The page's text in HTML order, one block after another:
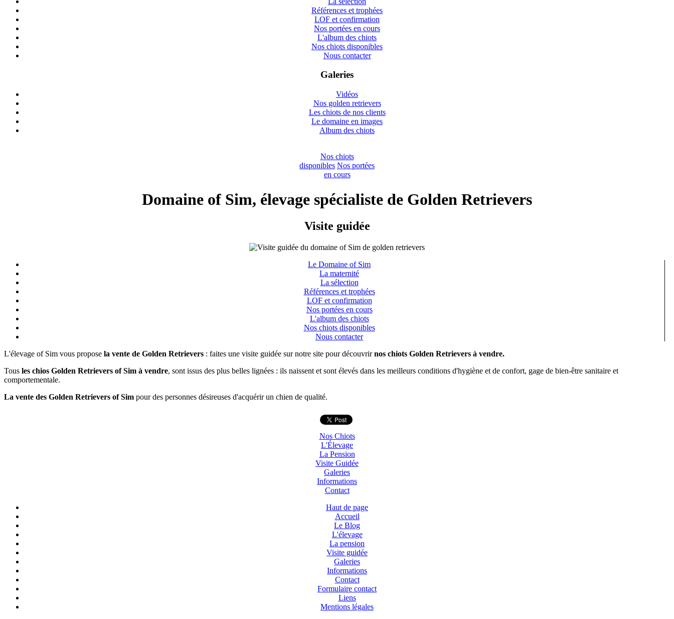
Références et trophées
LOF et confirmation
Nos portées en cours
L'album des chiots
Nos chiots disponibles
Nous contacter
Galeries
Vidéos
Nos golden retrievers
Les chiots de nos clients
Le domaine en images
Album des chiots
Nos chiots
disponibles Nos portées
en cours
Domaine of Sim, élevage spécialiste de Golden Retrievers
Visite guidée
Le Domaine of Sim
La maternité
La sélection
Références et trophées
LOF et confirmation
Nos portées en cours
L'album des chiots
Nos chiots disponibles
Nous contacter
L'élevage of Sim vous propose la vente de Golden Retrievers : faites une visite guidée sur notre site pour découvrirnos chiots Golden Retrievers à vendre.
Tous les chios Golden Retrievers of Sim à vendre, sont issus des plus belles lignées : ils naissent et sont élevés dans les meilleurs conditions d'hygiène et de confort, gage de bien-être sanitaire et
comportementale.
La vente des Golden Retrievers of Sim pour des personnes désireuses d'acquérir un chien de qualité.
Nos Chiots
L'Élevage
La Pension
Visite Guidée
Galeries
Informations
Contact
Haut de page
Accueil
Le Blog
L'élevage
La pension
Visite guidée
Galeries
Informations
Contact
Formulaire contact
Liens
Mentions légales